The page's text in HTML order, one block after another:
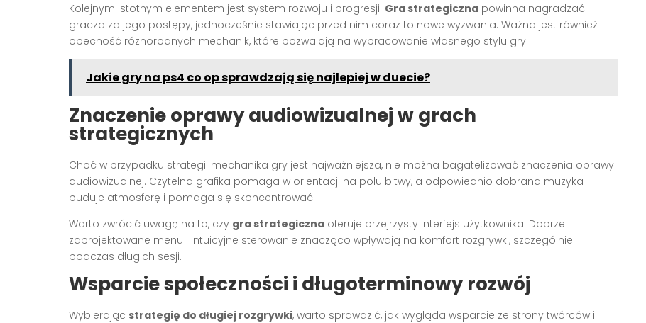
Kolejnym istotnym elementem jest system rozwoju i progresji. Gra strategiczna powinna nagradzać
gracza za jego postępy, jednocześnie stawiając przed nim coraz to nowe wyzwania. Ważna jest również
obecność różnorodnych mechanik, które pozwalają na wypracowanie własnego stylu gry.
Jakie gry na ps4 co op sprawdzają się najlepiej w duecie?
Znaczenie oprawy audiowizualnej w grach
strategicznych
Choć w przypadku strategii mechanika gry jest najważniejsza, nie można bagatelizować znaczenia oprawy
audiowizualnej. Czytelna grafika pomaga w orientacji na polu bitwy, a odpowiednio dobrana muzyka
buduje atmosferę i pomaga się skoncentrować.
Warto zwrócić uwagę na to, czy gra strategiczna oferuje przejrzysty interfejs użytkownika. Dobrze
zaprojektowane menu i intuicyjne sterowanie znacząco wpływają na komfort rozgrywki, szczególnie
podczas długich sesji.
Wsparcie społeczności i długoterminowy rozwój
Wybierając strategię do długiej rozgrywki, warto sprawdzić, jak wygląda wsparcie ze strony twórców i